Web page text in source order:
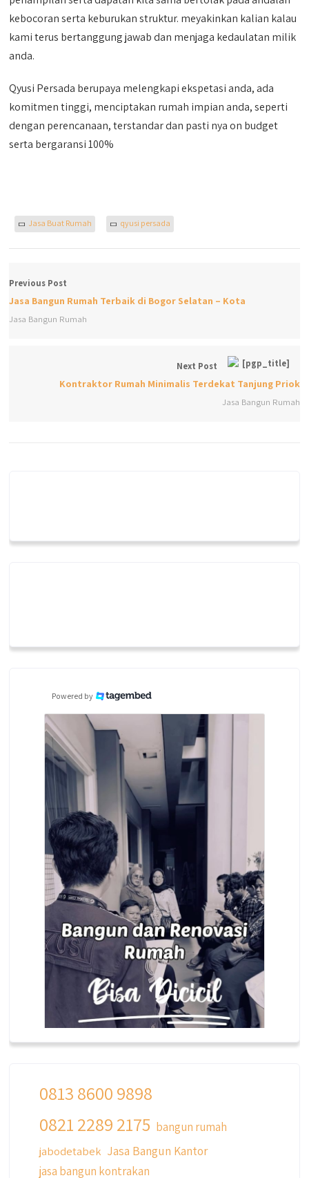
kebocoran serta keburukan struktur. meyakinkan kalian kalau
kami terus bertanggung jawab dan menjaga kedaulatan milik
anda.
Qyusi Persada berupaya melengkapi ekspetasi anda, ada
komitmen tinggi, menciptakan rumah impian anda, seperti
dengan perencanaan, terstandar dan pasti nya on budget
serta bergaransi 100%
Jasa Buat Rumah qyusi persada
Previous Post
Jasa Bangun Rumah Terbaik di Bogor Selatan – Kota
Jasa Bangun Rumah
Next Post
Kontraktor Rumah Minimalis Terdekat Tanjung Priok
Jasa Bangun Rumah
Powered by
qyusipersada
3 years ago
Siapa yang udah masuk List untuk Bangun
dan Renovasi rumah Di @qyusipersada
0813 8600 9898
0821 2289 2175 bangun rumah
jabodetabek Jasa Bangun Kantor
jasa bangun kontrakan